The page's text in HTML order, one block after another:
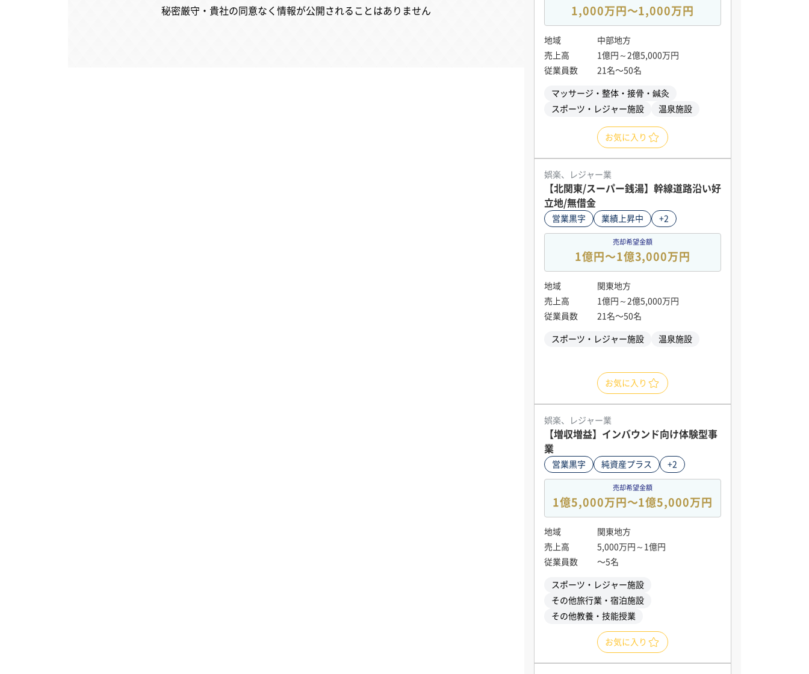
秘密厳守・貴社の同意なく情報が公開されることはありません 1,000万円〜1,000万円
地域
中部地方
売上高
1億円～2億5,000万円
従業員数
21名〜50名
マッサージ・整体・接骨・鍼灸
スポーツ・レジャー施設
温泉施設
お気に入り
娯楽、レジャー業
【北関東/スーパー銭湯】幹線道路沿い好
立地/無借金
営業黒字 業績上昇中 +2
売却希望金額
1億円〜1億3,000万円
地域
関東地方
売上高
1億円～2億5,000万円
従業員数
21名〜50名
スポーツ・レジャー施設 温泉施設
お気に入り
娯楽、レジャー業
【増収増益】インバウンド向け体験型事
業
営業黒字 純資産プラス +2
売却希望金額
1億5,000万円〜1億5,000万円
地域
関東地方
売上高
5,000万円～1億円
従業員数
〜5名
スポーツ・レジャー施設
その他旅行業・宿泊施設
その他教養・技能授業
お気に入り